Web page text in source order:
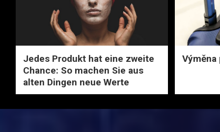
Jedes Produkt hat eine zweite
Chance: So machen Sie aus
alten Dingen neue Werte
Výměna